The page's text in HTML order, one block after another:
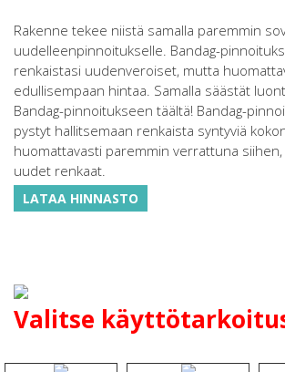
Rakenne tekee niistä samalla paremmin
uudelleenpinnoitukselle. Bandag-
renkaistasi uudenveroiset, mutta
edullisempaan hintaa. Samalla säästät
Bandag-pinnoitukseen täältä! Bandag-
pystyt hallitsemaan renkaista syntyviä
huomattavasti paremmin verrattuna
uudet renkaat.
LATAA HINNASTO
Valitse